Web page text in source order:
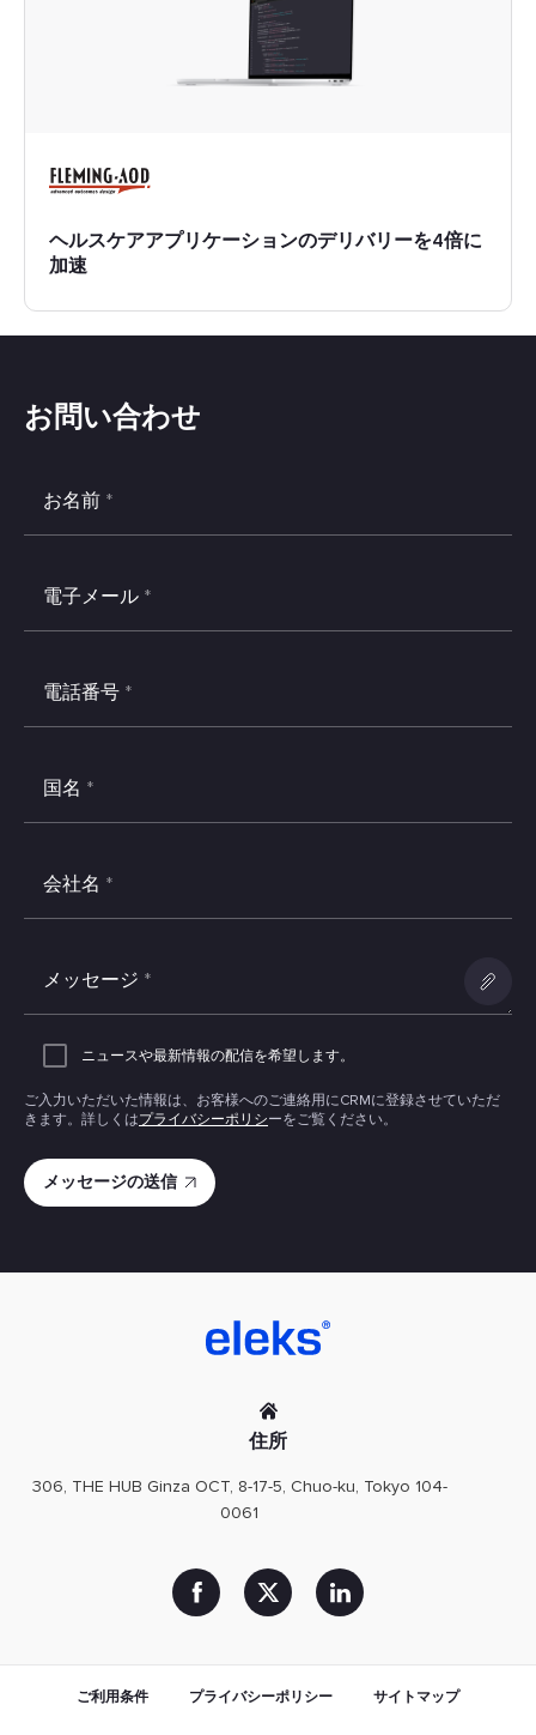
ヘルスケアアプリケーションのデリバリーを4倍に
加速
お問い合わせ
お名前 *
電子メール *
電話番号 *
国名 *
会社名 *
メッセージ *
添付フ
ニュースや最新情報の配信を希望します。
ご入力いただいた情報は、お客様へのご連絡用にCRMに登録させていただ
きます。詳しくはプライバシーポリシーをご覧ください。
住所
306, THE HUB Ginza OCT, 8-17-5, Chuo-ku, Tokyo 104-
0061
ご利用条件 プライバシーポリシー サイトマップ